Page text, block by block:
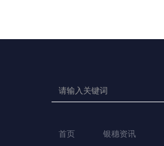
首页 银穗资讯